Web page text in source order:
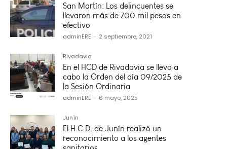
San Martín: Los delincuentes se
llevaron más de 700 mil pesos en
efectivo
adminERE - 2 septiembre, 2021
Rivadavia
En el HCD de Rivadavia se llevo a
cabo la Orden del día 09/2025 de
la Sesión Ordinaria
adminERE - 6 mayo, 2025
Junín
El H.C.D. de Junín realizó un
reconocimiento a los agentes